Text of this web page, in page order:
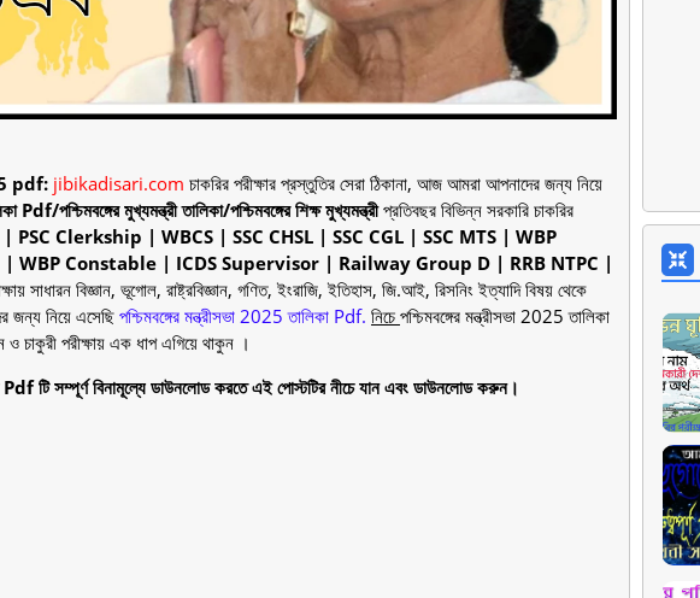
pdf: jibikadisari.com চাকরির পরীক্ষার প্রস্তুতির সেরা ঠিকানা, আজ আমরা আপনাদের জন্য নিয়ে
Pdf/পশ্চিমবঙ্গের মুখ্যমন্ত্রী তালিকা/পশ্চিমবঙ্গের শিক্ষ মুখ্যমন্ত্রীপ্রতিবছর বিভিন্ন সরকারি চাকরির
Clerkship | WBCS | SSC CHSL | SSC CGL | SSC MTS | WBP
WBP Constable | ICDS Supervisor | Railway Group D | RRB NTPC |
সাধারন বিজ্ঞান, ভূগোল, রাষ্ট্রবিজ্ঞান, গণিত, ইংরাজি, ইতিহাস, জি.আই, রিসনিং ইত্যাদি বিষয় থেকে
নিয়ে এসেছিপশ্চিমবঙ্গের মন্ত্রীসভা 2025 তালিকা Pdf. নিচে পশ্চিমবঙ্গের মন্ত্রীসভা 2025 তালিকা
পরীক্ষায় এক ধাপ এগিয়ে থাকুন ।
Pdf টি সম্পূর্ণ বিনামূল্যে ডাউনলোড করতে এই পোস্টটির নীচে যান এবং ডাউনলোড করুন।